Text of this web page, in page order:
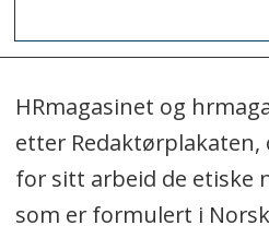
HRmagasinet og
etter
for sitt arbeid de etiske
som er formulert i